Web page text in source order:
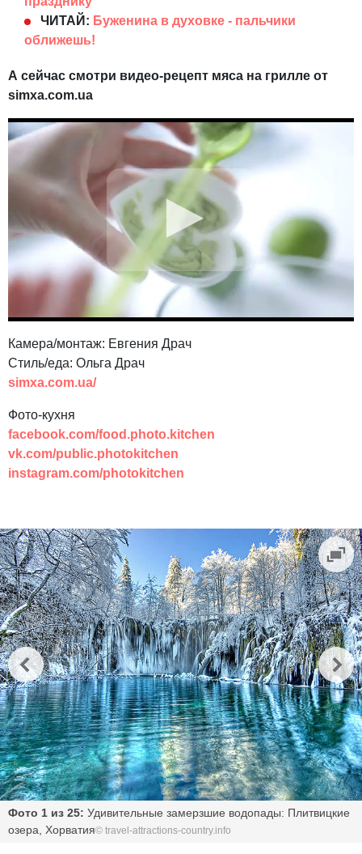
ЧИТАЙ: Буженина в духовке - пальчики
оближешь!
А сейчас смотри видео-рецепт мяса на грилле от
simxa.com.ua
Камера/монтаж: Евгения Драч
Стиль/еда: Ольга Драч
simxa.com.ua/
Фото-кухня
facebook.com/food.photo.kitchen
vk.com/public.photokitchen
instagram.com/photokitchen
Фото 1 из 25: Удивительные замерзшие водопады: Плитвицкие
озера, Хорватия© travel-attractions-country.info